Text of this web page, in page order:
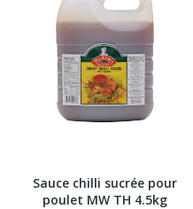
Sauce chilli sucrée pour
poulet MW TH 4.5kg